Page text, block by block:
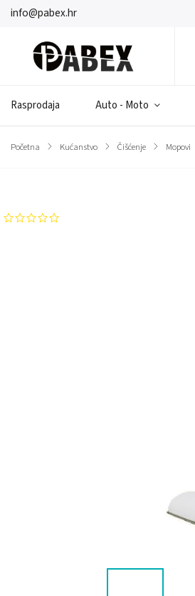
info@pabex.hr
Rasprodaja Auto - Moto
Početna / Kućanstvo / Čišćenje / Mopovi